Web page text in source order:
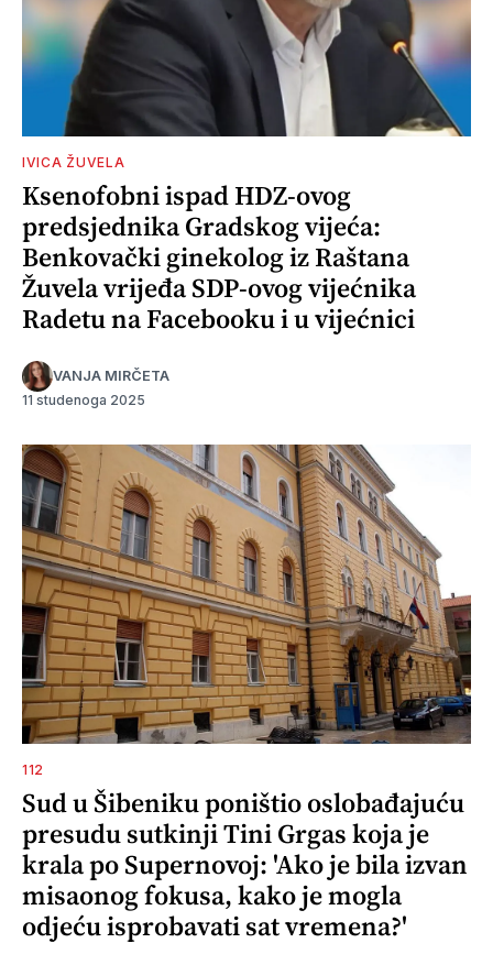
IVICA ŽUVELA
Ksenofobni ispad HDZ-ovog
predsjednika Gradskog vijeća:
Benkovački ginekolog iz Raštana
Žuvela vrijeđa SDP-ovog vijećnika
Radetu na Facebooku i u vijećnici
VANJA MIRČETA
11 studenoga 2025
112
Sud u Šibeniku poništio oslobađajuću
presudu sutkinji Tini Grgas koja je
krala po Supernovoj: 'Ako je bila izvan
misaonog fokusa, kako je mogla
odjeću isprobavati sat vremena?'